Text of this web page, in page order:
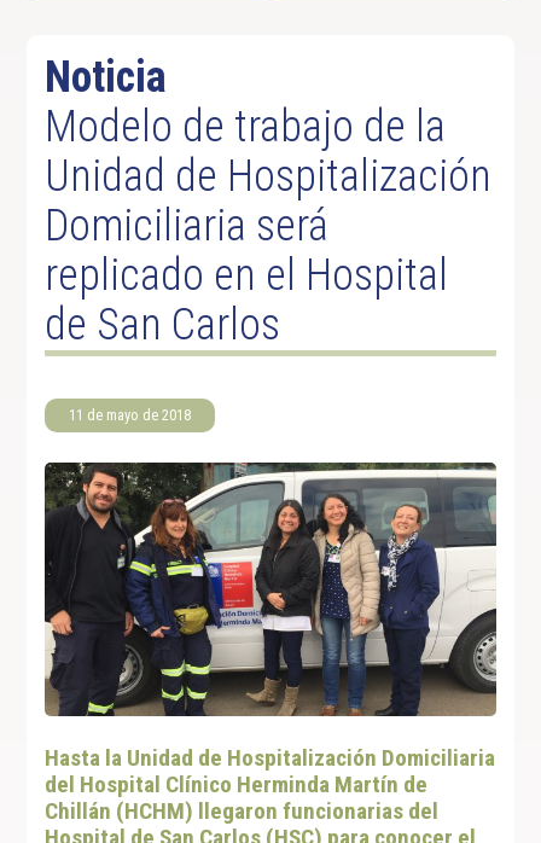
Noticia
Modelo de trabajo de la
Unidad de Hospitalización
Domiciliaria será
replicado en el Hospital
de San Carlos
11 de mayo de 2018
Hasta la Unidad de Hospitalización Domiciliaria
del Hospital Clínico Herminda Martín de
Chillán (HCHM) llegaron funcionarias del
Hospital de San Carlos (HSC) para conocer el